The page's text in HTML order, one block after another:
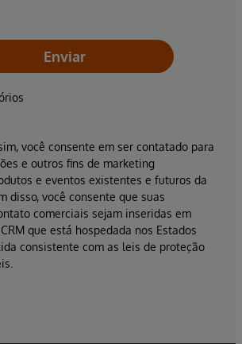
Enviar
você consente em ser contatado para
e outros fins de marketing
e eventos existentes e futuros da
disso, você consente que suas
comerciais sejam inseridas em
que está hospedada nos Estados
consistente com as leis de proteção